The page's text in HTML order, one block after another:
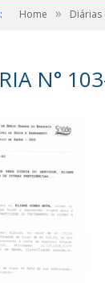
Home » Diárias
N°